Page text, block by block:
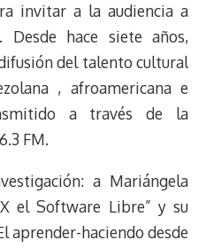
invitar a la audiencia a
hace siete años,
del talento cultural
, afroamericana e
a través de la
FM.
a Mariángela
el Software Libre” y su
aprender-haciendo desde